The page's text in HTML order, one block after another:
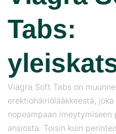
Tabs:
Viagra Soft Tabs on
erektiohäiriölääkkeestä,
nopeampaan imeytymiseen
ansiosta. Toisin kuin